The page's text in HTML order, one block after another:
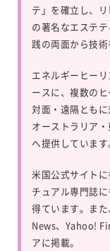
テ」を確立し、
の著名なエステ
践の両面から技術
エネルギーヒーリ
ースに、複数のヒ
対面・遠隔とも
オーストラリア
へ提供しています
米国公式サイト
チュアル専門誌
得ています。ま
News、Yahoo!
アに掲載。